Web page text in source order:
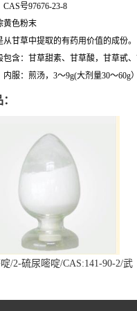
号97676-23-8
黄色粉末
甘草中提取的有药用价值的成份。
包含：甘草甜素、甘草酸，甘草甙
内服：煎汤，3～9g(大剂量30～60g
/2-硫尿嘧啶/CAS:141-90-2/武